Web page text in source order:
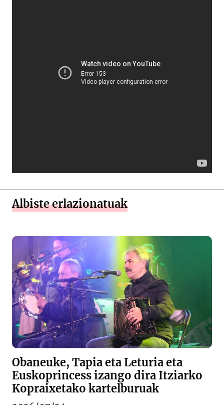
Albiste erlazionatuak
Obaneuke, Tapia eta Leturia eta
Euskoprincess izango dira Itziarko
Kopraixetako kartelburuak